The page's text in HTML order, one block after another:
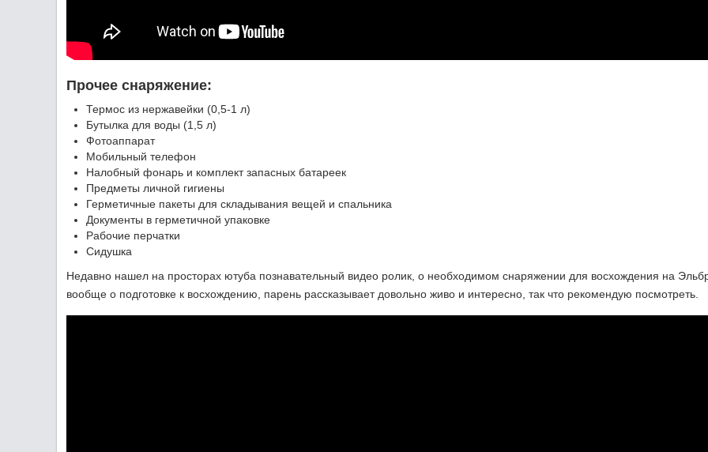
Прочее снаряжение:
Термос из нержавейки (0,5-1 л)
Бутылка для воды (1,5 л)
Фотоаппарат
Мобильный телефон
Налобный фонарь и комплект запасных батареек
Предметы личной гигиены
Герметичные пакеты для складывания вещей и спальника
Документы в герметичной упаковке
Рабочие перчатки
Сидушка
Недавно нашел на просторах ютуба познавательный видео ролик, о необходимом снаряжении для восхождения на
вообще о подготовке к восхождению, парень рассказывает довольно живо и интересно, так что рекомендую посмотреть.